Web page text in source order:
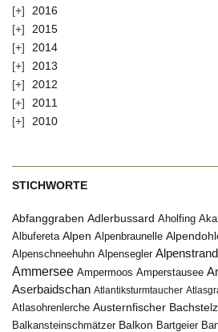
2016
2015
2014
2013
2012
2011
2010
STICHWORTE
Abfanggraben Adlerbussard Aholfing
Albufereta Alpen Alpenbraunelle
Alpenschneehuhn Alpensegler
Ammersee Ampermoos Amperstausee
Aserbaidschan Atlantiksturmtaucher
Atlasohrenlerche Austernfischer
Balkansteinschmätzer Balkon Bartgeier